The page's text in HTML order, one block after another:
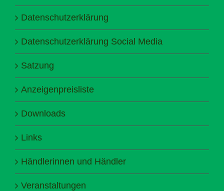
Datenschutzerklärung
Datenschutzerklärung Social Media
Satzung
Anzeigenpreisliste
Downloads
Links
Händlerinnen und Händler
Veranstaltungen